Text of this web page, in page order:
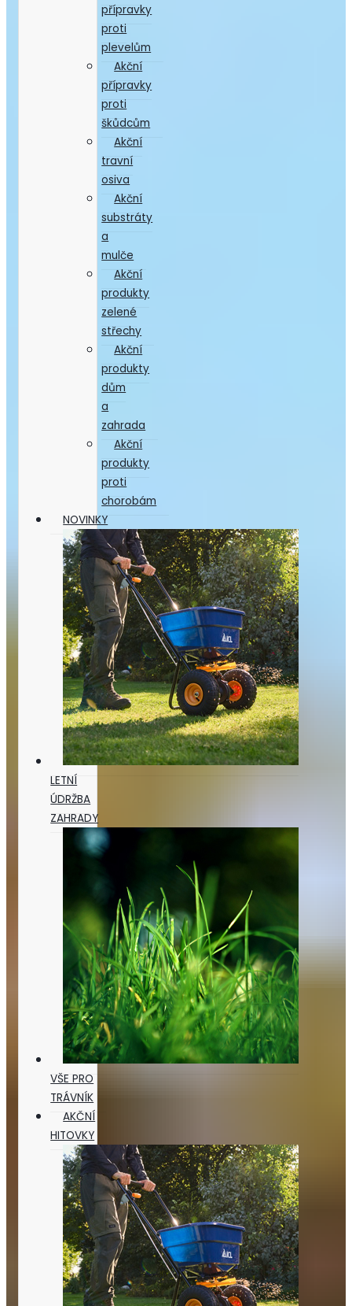
přípravky
proti
plevelům
Akční
přípravky
proti
škůdcům
Akční
travní
osiva
Akční
substráty
a
mulče
Akční
produkty
zelené
střechy
Akční
produkty
dům
a
zahrada
Akční
produkty
proti
chorobám
NOVINKY
LETNÍ
ÚDRŽBA
ZAHRADY
VŠE PRO
TRÁVNÍK
AKČNÍ
HITOVKY